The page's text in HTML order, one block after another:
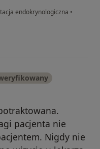
endokrynologiczna •
pacjenta nie
Nigdy nie